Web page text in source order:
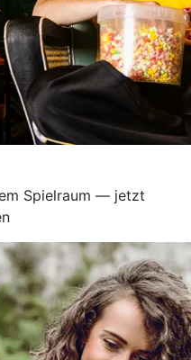
Spielraum — jetzt